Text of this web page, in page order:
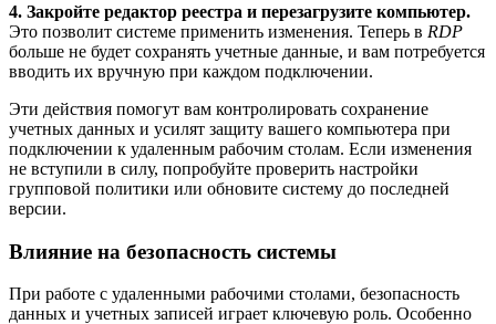
4. Закройте редактор реестра и перезагрузите компьютер.
Это позволит системе применить изменения. Теперь в RDP
больше не будет сохранять учетные данные, и вам потребуется
вводить их вручную при каждом подключении.
Эти действия помогут вам контролировать сохранение
учетных данных и усилят защиту вашего компьютера при
подключении к удаленным рабочим столам. Если изменения
не вступили в силу, попробуйте проверить настройки
групповой политики или обновите систему до последней
версии.
Влияние на безопасность системы
При работе с удаленными рабочими столами, безопасность
данных и учетных записей играет ключевую роль. Особенно